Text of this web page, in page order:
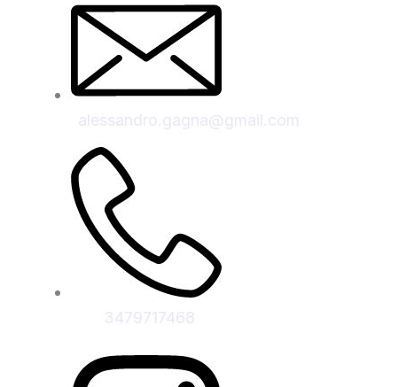
alessandro.gagna@gmail.com
3479717468